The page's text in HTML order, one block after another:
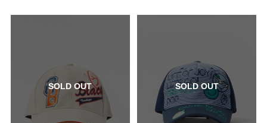
SOLD OUT SOLD OUT